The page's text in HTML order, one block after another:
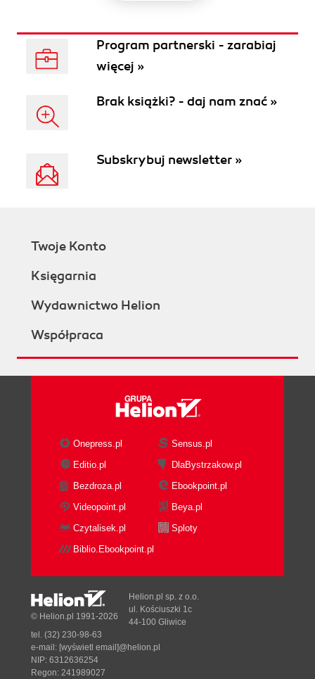
Program partnerski - zarabiaj
więcej »
Brak książki? - daj nam znać »
Subskrybuj newsletter »
Twoje Konto
Księgarnia
Wydawnictwo Helion
Współpraca
Onepress.pl
Sensus.pl
Editio.pl
DlaBystrzakow.pl
Bezdroza.pl
Ebookpoint.pl
Videopoint.pl
Beya.pl
Czytalisek.pl
Sploty
Biblio.Ebookpoint.pl
© Helion.pl 1991-2026
Helion.pl sp. z o.o.
ul. Kościuszki 1c
44-100 Gliwice
tel. (32) 230-98-63
e-mail: [wyświetl email]@helion.pl
NIP: 6312636254
Regon: 241989027